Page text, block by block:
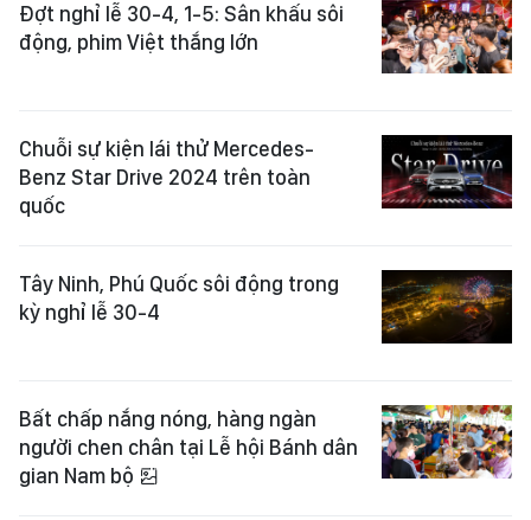
Đợt nghỉ lễ 30-4, 1-5: Sân khấu sôi
động, phim Việt thắng lớn
Chuỗi sự kiện lái thử Mercedes-
Benz Star Drive 2024 trên toàn
quốc
Tây Ninh, Phú Quốc sôi động trong
kỳ nghỉ lễ 30-4
Bất chấp nắng nóng, hàng ngàn
người chen chân tại Lễ hội Bánh dân
gian Nam bộ